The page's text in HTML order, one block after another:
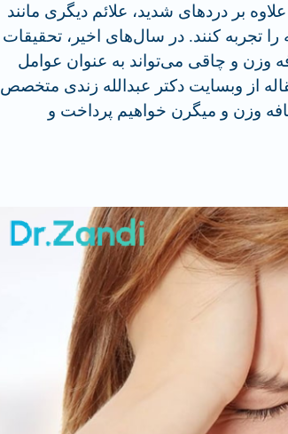
بر دردهای شدید، علائم دیگری مانند
تجربه کنند. در سال‌های اخیر، تحقیقات
و چاقی می‌تواند به عنوان عوامل
از وبسایت دکتر عبدالله زندی متخصص
وزن و میگرن خواهیم پرداخت و